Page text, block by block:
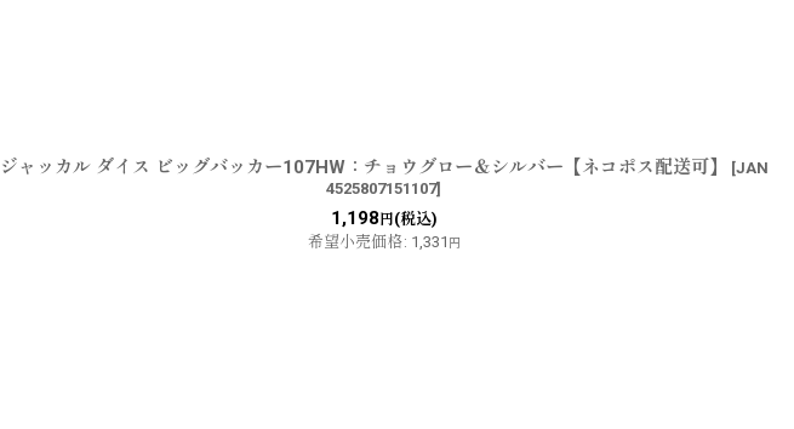
ジャッカル ダイス ビッグバッカー107HW：チョウグロー＆シルバー【ネコポス配送可】 [JAN
4525807151107]
1,198 円(税込)
希望小売価格: 1,331 円